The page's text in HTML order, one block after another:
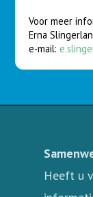
Voor meer
Erna
e-mail:
Heeft u